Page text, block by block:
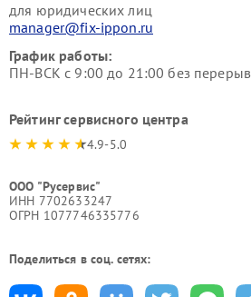
для юридических лиц
manager@fix-ippon.ru
График работы:
ПН-ВСК с 9:00 до 21:00 без
Рейтинг сервисного центра
4.9-5.0
ООО "Русервис"
ИНН 7702633247
ОГРН 1077746335776
Поделиться в соц. сетях: